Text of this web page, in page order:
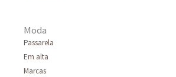
Moda
Passarela
Em alta
Marcas